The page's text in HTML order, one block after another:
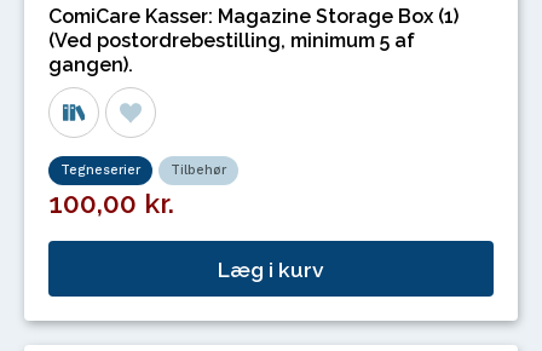
ComiCare Kasser: Magazine Storage Box (1)
(Ved postordrebestilling, minimum 5 af
gangen).
Tegneserier Tilbehør
100,00 kr.
Læg i kurv